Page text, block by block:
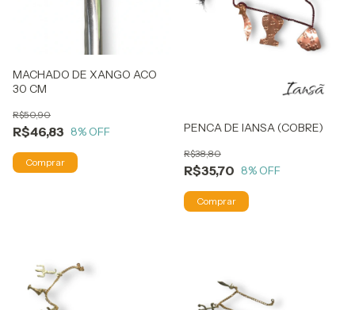
MACHADO DE XANGO ACO
30 CM
R$46,83
R$50,90
8% OFF PENCA DE IANSA (COBRE)
R$35,70
R$38,80
8% OFF